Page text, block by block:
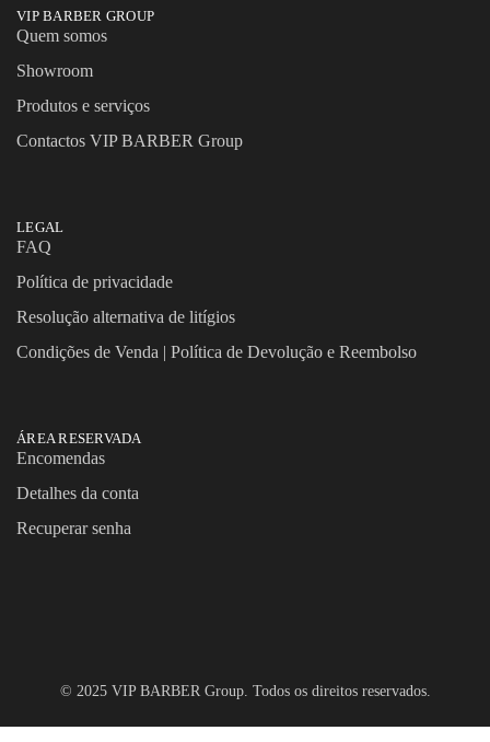
VIP BARBER GROUP
Quem somos
Showroom
Produtos e serviços
Contactos VIP BARBER Group
LEGAL
FAQ
Política de privacidade
Resolução alternativa de litígios
Condições de Venda | Política de Devolução e Reembolso
ÁREA RESERVADA
Encomendas
Detalhes da conta
Recuperar senha
© 2025 VIP BARBER Group. Todos os direitos reservados.